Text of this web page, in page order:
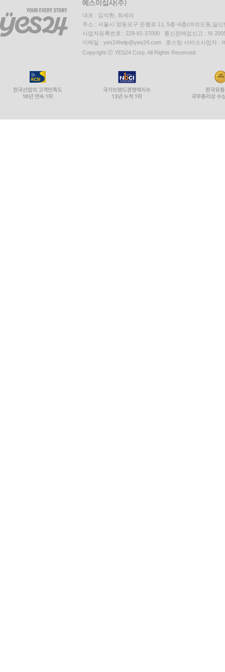
대표 : 김석환, 최세라
주소 : 서울시 영등포구 은행로 11, 5층~6층(여의도동,일신
사업자등록번호 : 229-81-37000 통신판매업신고 : 제
이메일 : yes24help@yes24.com 호스팅 서비스사업자 :
Copyright ⓒ YES24 Corp. All Rights Reserved.